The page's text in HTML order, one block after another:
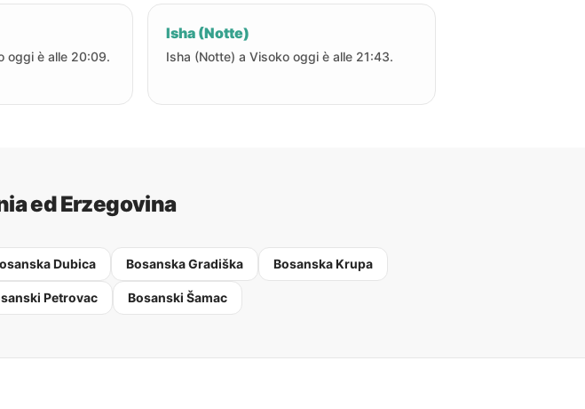
oggi è alle 20:09.
Isha (Notte)
Isha (Notte) a Visoko oggi è alle 21:43.
ed Erzegovina
Dubica Bosanska Gradiška Bosanska Krupa
Petrovac Bosanski Šamac